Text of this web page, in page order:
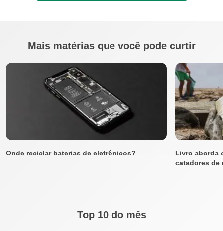
Mais matérias que você pode curtir
Onde reciclar baterias de eletrônicos?
Livro aborda
catadores de
Top 10 do mês